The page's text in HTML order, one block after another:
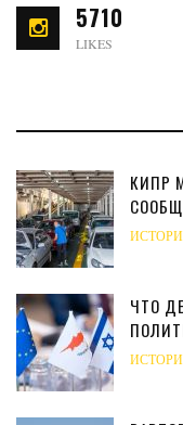
5710
LIKES
КИПР
ЧТО